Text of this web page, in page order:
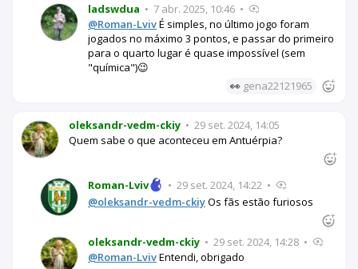
ladswdua • 7 abr. 2025, 10:46 •
@Roman-LvivÉ simples, no último jogo foram
jogados no máximo 3 pontos, e passar do primeiro
para o quarto lugar é quase impossível (sem
"química")😉
👀 gena22121965
oleksandr-vedm-ckiy • 29 set. 2024, 14:05
Quem sabe o que aconteceu em Antuérpia?
Roman-Lviv • 29 set. 2024, 14:22 •
@oleksandr-vedm-ckiyOs fãs estão furiosos
oleksandr-vedm-ckiy • 29 set. 2024, 14:28 •
@Roman-LvivEntendi, obrigado